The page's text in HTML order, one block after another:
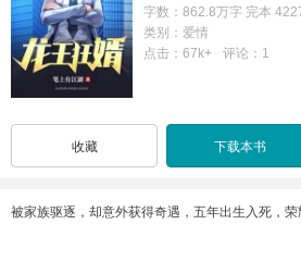
字数：862.8万字 完本
类别：爱情
点击：67k+
评论：1
收藏 下载本书
被家族驱逐，却意外获得奇遇，五年出生入死，荣